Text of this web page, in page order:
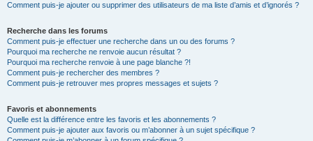
Comment puis-je ajouter ou supprimer des utilisateurs de ma liste d’amis et d’ignorés ?
Recherche dans les forums
Comment puis-je effectuer une recherche dans un ou des forums ?
Pourquoi ma recherche ne renvoie aucun résultat ?
Pourquoi ma recherche renvoie à une page blanche ?!
Comment puis-je rechercher des membres ?
Comment puis-je retrouver mes propres messages et sujets ?
Favoris et abonnements
Quelle est la différence entre les favoris et les abonnements ?
Comment puis-je ajouter aux favoris ou m’abonner à un sujet spécifique ?